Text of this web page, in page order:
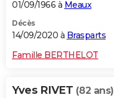
01/09/1966 à Meaux
Décès
14/09/2020 à Brasparts
Famille BERTHELOT
Yves RIVET (82 ans)